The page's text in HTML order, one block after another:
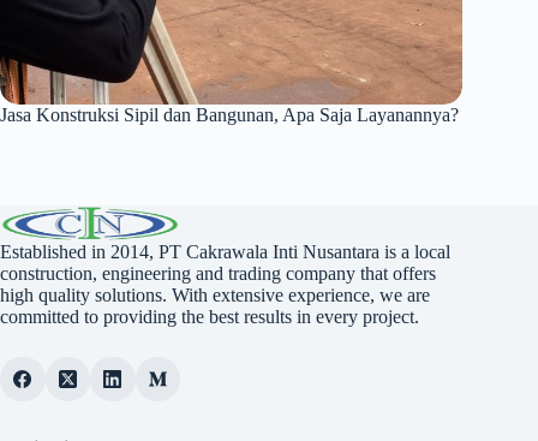
Jasa Konstruksi Sipil dan Bangunan, Apa Saja Layanannya?
Established in 2014, PT Cakrawala Inti Nusantara is a local
construction, engineering and trading company that offers
high quality solutions. With extensive experience, we are
committed to providing the best results in every project.